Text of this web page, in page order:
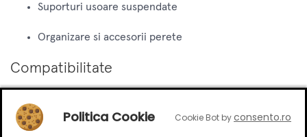
Suporturi usoare suspendate
Organizare si accesorii perete
Compatibilitate
BCA si placi din gips-carton.
Politica Cookie Cookie Bot byconsento.ro